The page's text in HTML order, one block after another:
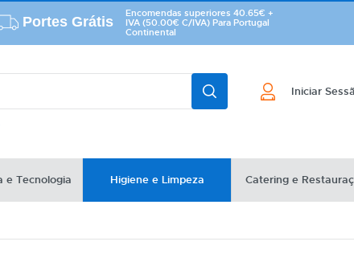
Portes Grátis
Encomendas superiores 40.65€ +
IVA (50.00€ C/IVA) Para Portugal
Continental
Iniciar
e Tecnologia Higiene e Limpeza Catering e